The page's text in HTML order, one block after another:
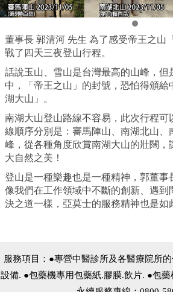
董事長 郭清河 先生 為了感受帝王之山
戰了四天三夜登山行程。
話說玉山、雪山是台灣最高的山峰，但
中，「帝王之山」的封號，恐怕得頒給
湖大山」。
南湖大山登山路線不容易，此次行程可
線順序分別是：審馬陣山、南湖北山、
峰，從各種角度欣賞南湖大山的壯闊，
大自然之美！
登山是一種樂趣也是一種精神，郭董事
像我們在工作領域中不斷的創新、遇到
決之道一樣，亞莫士的服務精神也是如
服務項目：●專營中醫診所及各醫療院所
設備. ●包藥機專用包藥紙.膠膜.飲片. ●包